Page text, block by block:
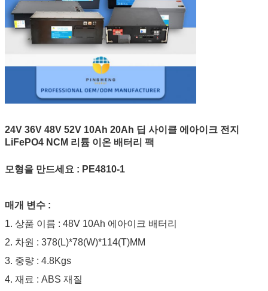
24V 36V 48V 52V 10Ah 20Ah 딥 사이클 에아이크 전지
LiFePO4 NCM 리튬 이온 배터리 팩
모형을 만드세요 : PE4810-1
매개 변수 :
1. 상품 이름 : 48V 10Ah 에아이크 배터리
2. 차원 : 378(L)*78(W)*114(T)MM
3. 중량 : 4.8Kgs
4. 재료 : ABS 재질